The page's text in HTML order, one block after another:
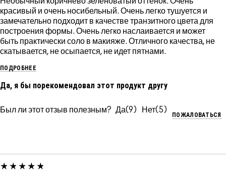
красивый и очень носибельный. Очень легко тушуется и
замечательно подходит в качестве транзитного цвета для
построения формы. Очень легко наслаивается и может
быть практически соло в макияже. Отличного качества, не
скатывается, не осыпается, не идет пятнами.
ПОДРОБНЕЕ
Да, я бы порекомендовал этот продукт другу
Был ли этот отзыв полезным? 9 5
ПОЖАЛОВАТЬСЯ